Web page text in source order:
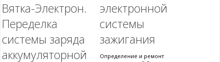
Вятка-Электрон.
Переделка
системы заряда
аккумуляторной
электронной
системы
зажигания
Определение и ремонт